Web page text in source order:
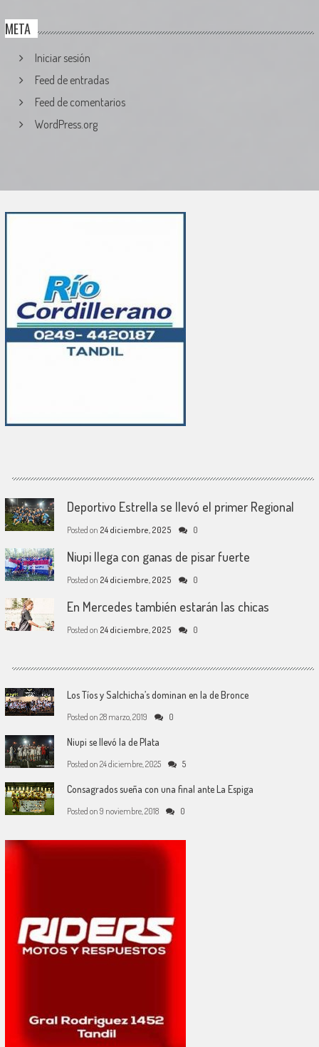
META
Iniciar sesión
Feed de entradas
Feed de comentarios
WordPress.org
Deportivo Estrella se llevó el primer Regional
Posted on 24 diciembre, 2025 0
Niupi llega con ganas de pisar fuerte
Posted on 24 diciembre, 2025 0
En Mercedes también estarán las chicas
Posted on 24 diciembre, 2025 0
Los Tíos y Salchicha’s dominan en la de Bronce
Posted on 28 marzo, 2019 0
Niupi se llevó la de Plata
Posted on 24 diciembre, 2025 5
Consagrados sueña con una final ante La Espiga
Posted on 9 noviembre, 2018 0